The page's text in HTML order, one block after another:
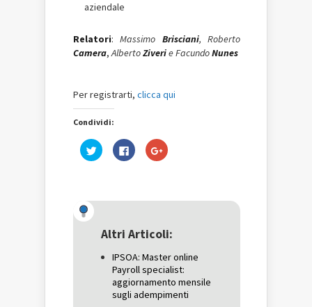
aziendale
Relatori:Massimo Brisciani, Roberto
Camera,AlbertoZiverie FacundoNunes
Per registrarti, clicca qui
Condividi:
Fai
clic
una
nuova
Fai
clic
nuova
finestra)
Fai
clic
una
nuova
Altri Articoli:
IPSOA: Master online
Payroll specialist:
aggiornamento mensile
sugli adempimenti